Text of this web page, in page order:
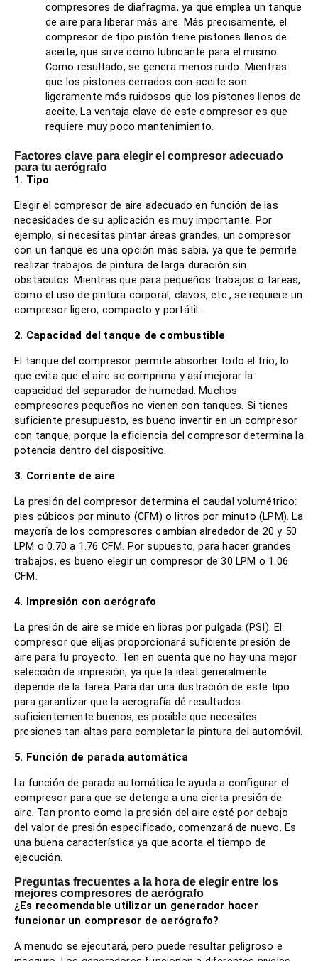
compresores de diafragma, ya que emplea un tanque
de aire para liberar más aire. Más precisamente, el
compresor de tipo pistón tiene pistones llenos de
aceite, que sirve como lubricante para el mismo.
Como resultado, se genera menos ruido. Mientras
que los pistones cerrados con aceite son
ligeramente más ruidosos que los pistones llenos de
aceite. La ventaja clave de este compresor es que
requiere muy poco mantenimiento.
Factores clave para elegir el compresor adecuado
para tu aerógrafo
1. Tipo
Elegir el compresor de aire adecuado en función de las
necesidades de su aplicación es muy importante. Por
ejemplo, si necesitas pintar áreas grandes, un compresor
con un tanque es una opción más sabia, ya que te permite
realizar trabajos de pintura de larga duración sin
obstáculos. Mientras que para pequeños trabajos o tareas,
como el uso de pintura corporal, clavos, etc., se requiere un
compresor ligero, compacto y portátil.
2. Capacidad del tanque de combustible
El tanque del compresor permite absorber todo el frío, lo
que evita que el aire se comprima y así mejorar la
capacidad del separador de humedad. Muchos
compresores pequeños no vienen con tanques. Si tienes
suficiente presupuesto, es bueno invertir en un compresor
con tanque, porque la eficiencia del compresor determina la
potencia dentro del dispositivo.
3. Corriente de aire
La presión del compresor determina el caudal volumétrico:
pies cúbicos por minuto (CFM) o litros por minuto (LPM). La
mayoría de los compresores cambian alrededor de 20 y 50
LPM o 0.70 a 1.76 CFM. Por supuesto, para hacer grandes
trabajos, es bueno elegir un compresor de 30 LPM o 1.06
CFM.
4. Impresión con aerógrafo
La presión de aire se mide en libras por pulgada (PSI). El
compresor que elijas proporcionará suficiente presión de
aire para tu proyecto. Ten en cuenta que no hay una mejor
selección de impresión, ya que la ideal generalmente
depende de la tarea. Para dar una ilustración de este tipo
para garantizar que la aerografía dé resultados
suficientemente buenos, es posible que necesites
presiones tan altas para completar la pintura del automóvil.
5. Función de parada automática
La función de parada automática le ayuda a configurar el
compresor para que se detenga a una cierta presión de
aire. Tan pronto como la presión del aire esté por debajo
del valor de presión especificado, comenzará de nuevo. Es
una buena característica ya que acorta el tiempo de
ejecución.
Preguntas frecuentes a la hora de elegir entre l os
mejores compresores de aerógrafo
¿Es recomendable utilizar un generador hacer
funcionar un compresor de aerógrafo?
A menudo se ejecutará, pero puede resultar peligroso e